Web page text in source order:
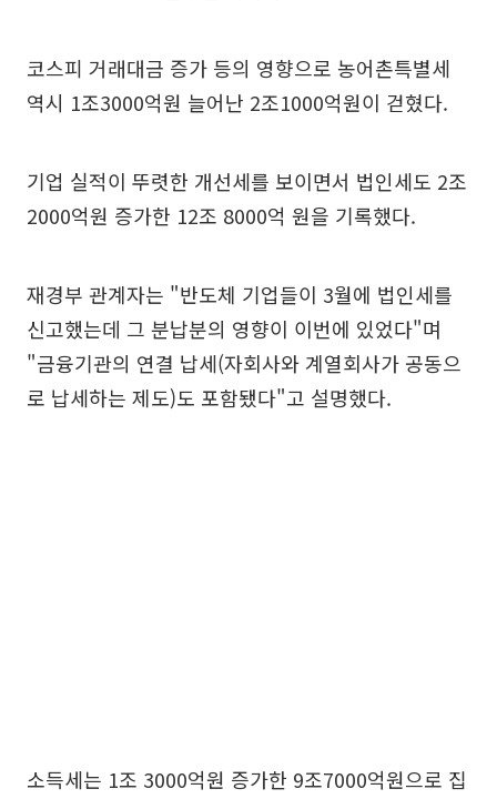
코스피 거래대금 증가 등의 영향으로 농어촌특별세
역시 1조3000억원 늘어난 2조1000억원이 걷혔다.
기업 실적이 뚜렷한 개선세를 보이면서 법인세도 2조
2000억원 증가한 12조 8000억 원을 기록했다.
재경부 관계자는 "반도체 기업들이 3월에 법인세를
신고했는데 그 분납분의 영향이 이번에 있었다"며
"금융기관의 연결 납세(자회사와 계열회사가 공동으
로 납세하는 제도)도 포함됐다"고 설명했다.
소득세는 1조 3000억원 증가한 9조7000억원으로 집